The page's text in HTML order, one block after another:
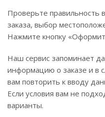
Проверьте правильность
заказа, выбор
Нажмите кнопку
Наш сервис запоминает
информацию о заказе и в
вам повторить к вводу
Если условия вам не
варианты.